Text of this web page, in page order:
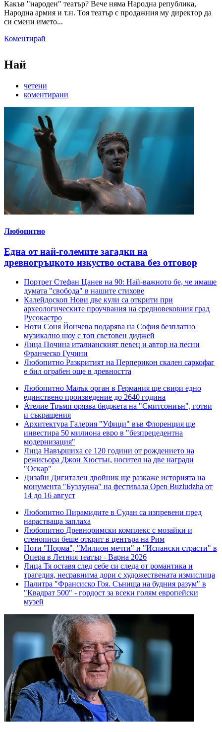
Какъв "народен" театър? Вече няма Народна република,
Народна армия и т.н. Тоя театър с продажния му директор да
си смени името...
Коментирай
Най
четени
коментирани
Любопитно
Една от най-големите загадки на
древногръцкото изкуство остава без отговор
Портрет Стефан Цанев на 90: Най-важното бе, че имаше
думата "свобода" в нашите стихове
Калейдоскоп Нови две кули са открити при
археологическите проучвания на средновековния град
Русокастро
Ноти Соня Йончева подарява на София безплатно
музикално шоу с топ световен диджей
Лица Почина италианският певец и автор на песни
Франческо Гучини
Любопитно Разкритият на Перперикон скален саркофаг
е бил ограбен още в древността
Любопитно Малък орган в Германия ще свири едно
единствено произведение до 2640 година
Ателие Тръмп орязва бюджета на "Смитсониън", готви
и съкращения
Архитектура Галерия "Уфици" във Флоренция щe
инвестира 50 милиона евро в "безпрецедентна
модернизация"
Лица Навършиха се 120 години от рождението на
режисьора Джон Хюстън, носител на две награди
"Оскар"
Дизайн Дигитален двойник ще разкаже историята на
монумента "Бузлуджа" на фестивала Open Buzludzha от
14 до 16 август
Любопитно Пирамидите в Судан са изпревени пред
нарастваща заплаха
Любопитно Древноримски комплекс с мозайки и
стенописи беше открит в центъра на Рим
Ноти "Норма", "Милион мечти" и "Испански страсти" в
Опера в Летния театър - Варна 2026
Лица Тя оставя след себе си следа от романтика и
трагедия, несравнима дори с художествената измислица
Палитра "Франсиско Гоя. Сънища на будния разум" в
"Квадрат 500" - гордост за всеки голям европейски
музей